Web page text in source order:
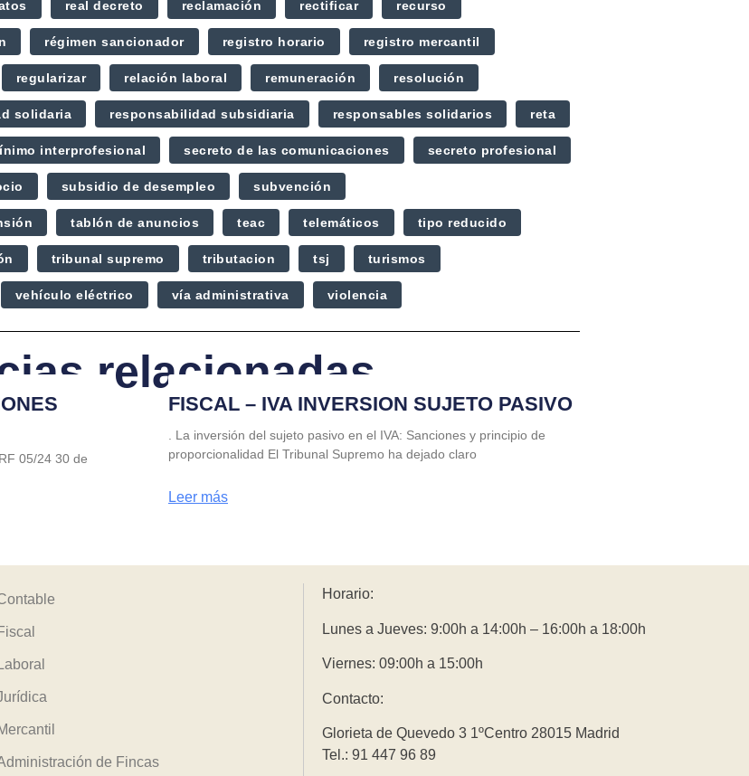
real decreto reclamación rectificar recurso
régimen sancionador registro horario registro mercantil
regularizar relación laboral remuneración resolución
solidaria responsabilidad subsidiaria responsables solidarios reta
interprofesional secreto de las comunicaciones secreto profesional
subsidio de desempleo subvención
tablón de anuncios teac telemáticos tipo reducido
tribunal supremo tributacion tsj turismos
vehículo eléctrico vía administrativa violencia
relacionadas
05/24 30 de
FISCAL – IVA INVERSION SUJETO PASIVO
. La inversión del sujeto pasivo en el IVA: Sanciones y principio de
proporcionalidad El Tribunal Supremo ha dejado claro
Leer más
Fiscal
Laboral
de Fincas
Horario:
Lunes a Jueves: 9:00h a 14:00h – 16:00h a 18:00h
Viernes: 09:00h a 15:00h
Contacto:
Glorieta de Quevedo 3 1ºCentro 28015 Madrid
Tel.: 91 447 96 89